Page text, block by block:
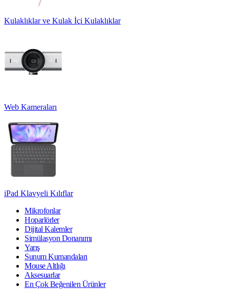
Kulaklıklar ve Kulak İçi Kulaklıklar
Web Kameraları
iPad Klavyeli Kılıflar
Mikrofonlar
Hoparlörler
Dijital Kalemler
Simülasyon Donanımı
Yarış
Sunum Kumandaları
Mouse Altlığı
Aksesuarlar
En Çok Beğenilen Ürünler